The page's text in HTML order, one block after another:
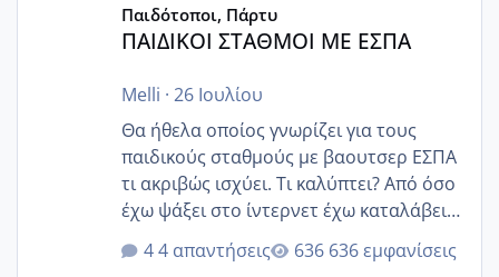
Παιδότοποι, Πάρτυ
ΠΑΙΔΙΚΟΙ ΣΤΑΘΜΟΙ ΜΕ ΕΣΠΑ
Melli · 26 Ιουλίου
Θα ήθελα οποίος γνωρίζει για τους
παιδικούς σταθμούς με βαουτσερ ΕΣΠΑ
τι ακριβώς ισχύει. Τι καλύπτει? Από όσο
έχω ψάξει στο ίντερνετ έχω καταλάβει
ότι το βαουτσερ καλύπτει όλα τα
δίδακτρα και τα τροφεια του ιδιωτικού
4 απαντήσεις 636 εμφανίσεις